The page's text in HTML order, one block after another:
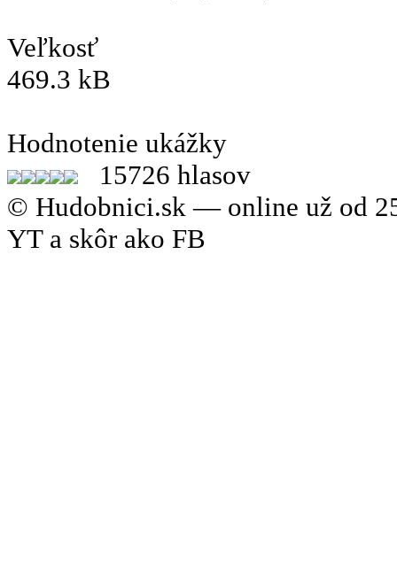
Veľkosť
469.3 kB
Hodnotenie ukážky
15726 hlasov
© Hudobnici.sk — online už od
YT a skôr ako FB